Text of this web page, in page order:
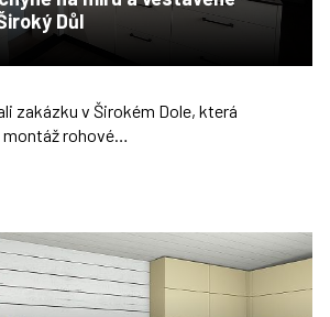
Důl
zakázku v Širokém Dole, která
montáž rohové…